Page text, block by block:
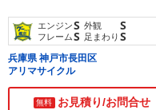
エンジンS 外観 S
フレームS 足まわり S
兵庫県 神戸市長田区
アリマサイクル
無料 お見積り/お問合せ